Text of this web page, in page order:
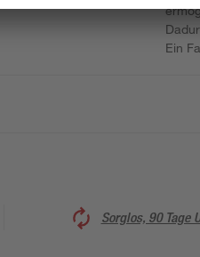
Ein
Sorglos, 90 Tage